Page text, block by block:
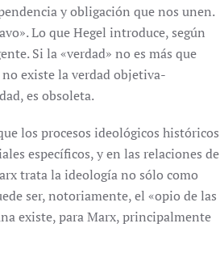
y obligación que nos unen.
Lo que Hegel introduce, según
Si la «verdad» no es más que
existe la verdad objetiva-
es obsoleta.
los procesos ideológicos históricos
específicos, y en las relaciones de
trata la ideología no sólo como
ser, notoriamente, el «opio de las
existe, para Marx, principalmente